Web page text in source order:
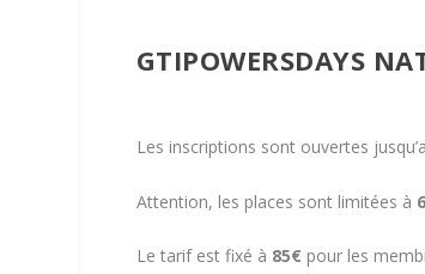
GTIPOWERSDAYS
Les inscriptions sont ouvertes
Attention, les places sont limitées à
Le tarif est fixé à 85€ pour les